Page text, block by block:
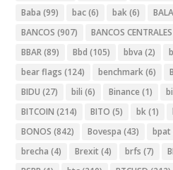
Baba (99) bac(6) bak(6)
BANCOS (907) BANCOS CENTRALES
BBAR(89) Bbd (105) bbva (2)
bear flags (124) benchmark(6)
BIDU (27) bili (6) Binance (1)
BITCOIN (214) BITO (5) bk(1)
BONOS (842) Bovespa (43) bpat
brecha (4) Brexit (4) brfs (7)